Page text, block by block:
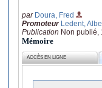
par Doura, Fred
Promoteur Ledent,
Publication Non publié,
Mémoire
ACCÈS EN LIGNE